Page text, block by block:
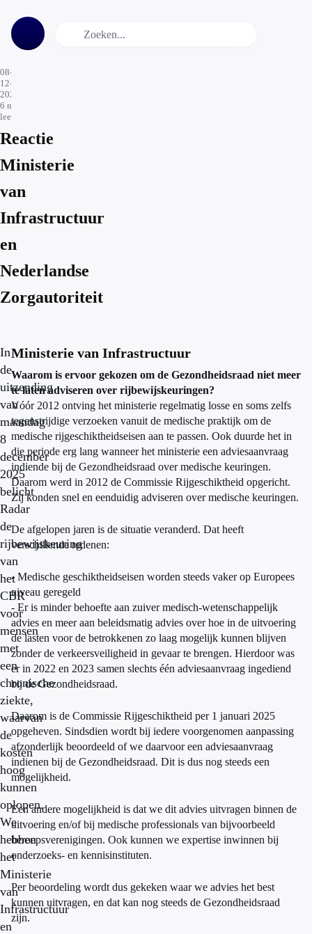
08-
12-
2025
6 min.
leestijd
Reactie
Ministerie
van
Infrastructuur
en
Nederlandse
Zorgautoriteit
In
de
uitzending
van
maandag
8
december
2025
belicht
Radar
de
rijbewijskeuring
van
het
CBR
voor
mensen
met
een
chronische
ziekte,
waarvan
de
kosten
hoog
kunnen
oplopen.
We
hebben
het
Ministerie
van
Infrastructuur
en
Ministerie van Infrastructuur
Waarom is ervoor gekozen om de Gezondheidsraad niet meer
te laten adviseren over rijbewijskeuringen?
Vóór 2012 ontving het ministerie regelmatig losse en soms zelfs
tegenstrijdige verzoeken vanuit de medische praktijk om de
medische rijgeschiktheidseisen aan te passen. Ook duurde het in
die periode erg lang wanneer het ministerie een adviesaanvraag
indiende bij de Gezondheidsraad over medische keuringen.
Daarom werd in 2012 de Commissie Rijgeschiktheid opgericht.
Zij konden snel en eenduidig adviseren over medische keuringen.
De afgelopen jaren is de situatie veranderd. Dat heeft
verschillende redenen:
- Medische geschiktheidseisen worden steeds vaker op Europees
niveau geregeld
- Er is minder behoefte aan zuiver medisch-wetenschappelijk
advies en meer aan beleidsmatig advies over hoe in de uitvoering
de lasten voor de betrokkenen zo laag mogelijk kunnen blijven
zonder de verkeersveiligheid in gevaar te brengen. Hierdoor was
er in 2022 en 2023 samen slechts één adviesaanvraag ingediend
bij de Gezondheidsraad.
Daarom is de Commissie Rijgeschiktheid per 1 januari 2025
opgeheven. Sindsdien wordt bij iedere voorgenomen aanpassing
afzonderlijk beoordeeld of we daarvoor een adviesaanvraag
indienen bij de Gezondheidsraad. Dit is dus nog steeds een
mogelijkheid.
Een andere mogelijkheid is dat we dit advies uitvragen binnen de
uitvoering en/of bij medische professionals van bijvoorbeeld
beroepsverenigingen. Ook kunnen we expertise inwinnen bij
onderzoeks- en kennisinstituten.
Per beoordeling wordt dus gekeken waar we advies het best
kunnen uitvragen, en dat kan nog steeds de Gezondheidsraad
zijn.